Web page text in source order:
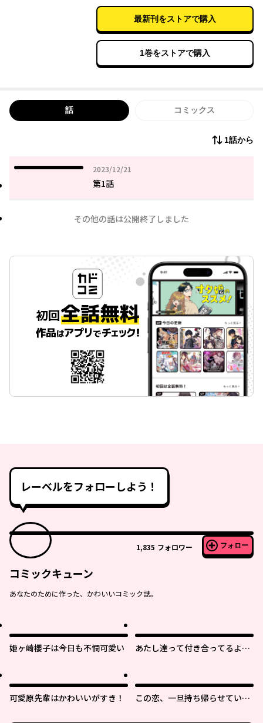
最新刊をストアで購入
1巻をストアで購入
話 コミックス
1話から
2023/12/21
2023年12月21日
第1話
その他の話は公開終了しました
レーベルをフォローしよう！
1,835 フォロワー フォロー
コミックキューン
あなたのために作った、かわいいコミック誌。
姫ヶ崎櫻子は今日も不憫可愛い
あたし達って付き合ってるよ
可愛原先輩はかわいいがすき！
この恋、一旦持ち帰らせていた